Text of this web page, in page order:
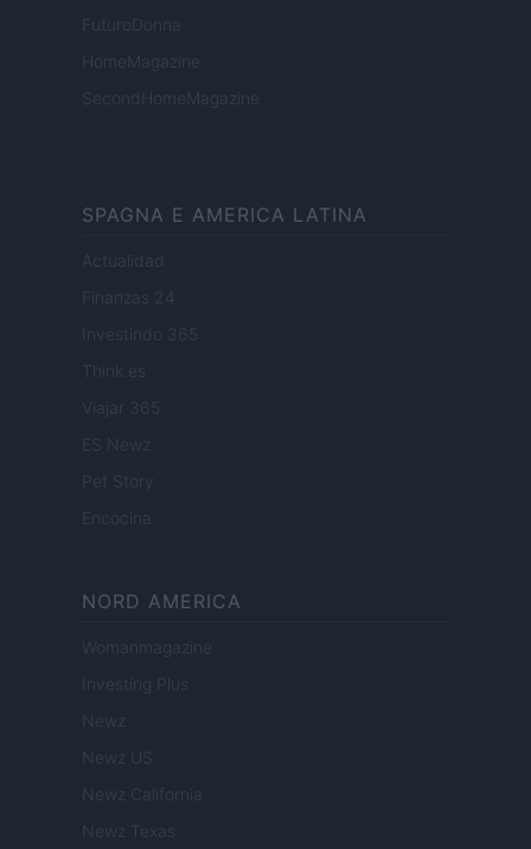
FuturoDonna
HomeMagazine
SecondHomeMagazine
SPAGNA E AMERICA LATINA
Actualidad
Finanzas 24
Investindo 365
Think.es
Viajar 365
ES Newz
Pet Story
Encocina
NORD AMERICA
Womanmagazine
Investing Plus
Newz
Newz US
Newz California
Newz Texas